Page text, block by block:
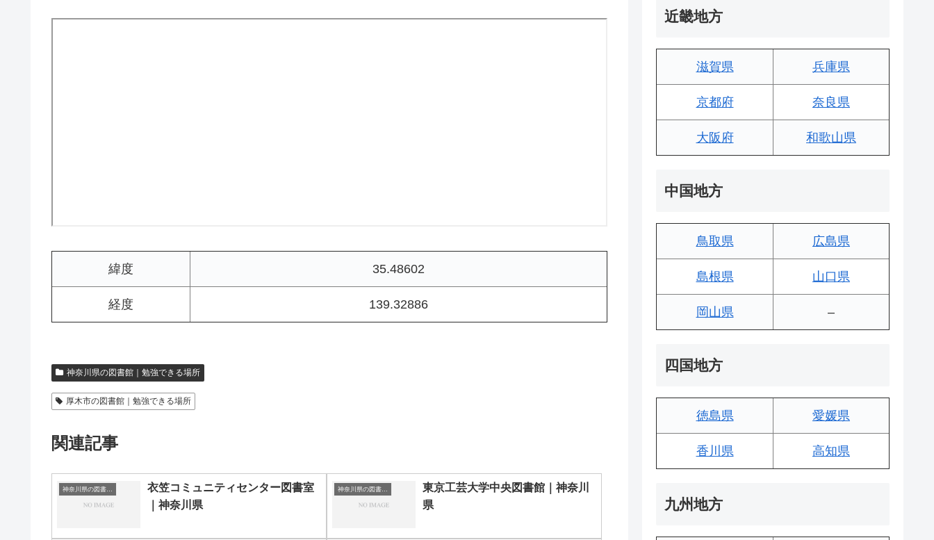
緯度 35.48602
経度 139.32886
神奈川県の図書館｜勉強できる場所
厚木市の図書館｜勉強できる場所
関連記事
神奈川県の図書館｜勉強できる場所
衣笠コミュニティセンター図書室
｜神奈川県
神奈川県の図書館｜勉強できる場所
東京工芸大学中央図書館｜神奈川
県
近畿地方
滋賀県 兵庫県
京都府 奈良県
大阪府 和歌山県
中国地方
鳥取県 広島県
島根県 山口県
岡山県 –
四国地方
徳島県 愛媛県
香川県 高知県
九州地方